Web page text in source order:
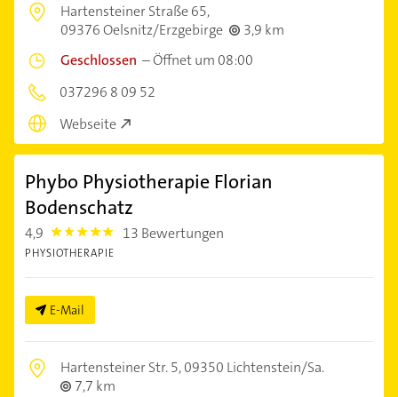
Hartensteiner Straße 65,
09376 Oelsnitz/Erzgebirge
3,9 km
Geschlossen –Öffnet um 08:00
037296 8 09 52
Webseite
Phybo Physiotherapie Florian
Bodenschatz
4,9 4.9 13 Bewertungen
PHYSIOTHERAPIE
E-Mail
Hartensteiner Str. 5,09350 Lichtenstein/Sa.
7,7 km